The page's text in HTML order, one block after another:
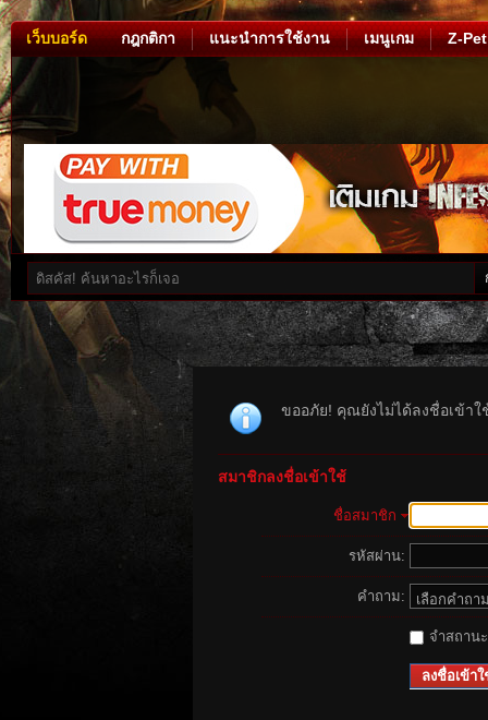
เว็บบอร์ด กฎกติกา แนะนำการใช้งาน เมนูเกม Z-Pet
ขออภัย! คุณยังไม่ได้ลงชื่อเข้า
สมาชิกลงชื่อเข้าใช้
ชื่อสมาชิก
รหัสผ่าน:
คำถาม:
จำสถาน
ลงชื่อเข้าใ